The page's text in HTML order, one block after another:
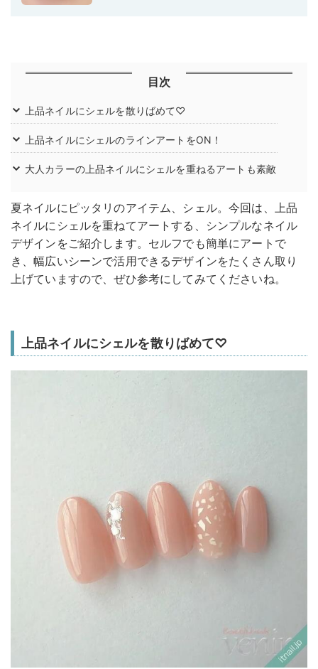
目次
上品ネイルにシェルを散りばめて♡
上品ネイルにシェルのラインアートをON！
大人カラーの上品ネイルにシェルを重ねるアートも素敵
夏ネイルにピッタリのアイテム、シェル。今回は、上品
ネイルにシェルを重ねてアートする、シンプルなネイル
デザインをご紹介します。セルフでも簡単にアートで
き、幅広いシーンで活用できるデザインをたくさん取り
上げていますので、ぜひ参考にしてみてくださいね。
上品ネイルにシェルを散りばめて♡